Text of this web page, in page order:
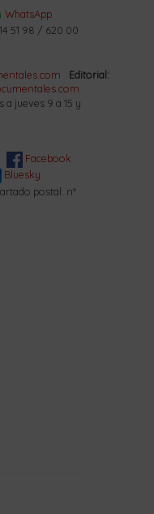
WhatsApp
51 98 / 620 00
Editorial:
a jueves 9 a 15 y
Facebook
Bluesky
postal: nº